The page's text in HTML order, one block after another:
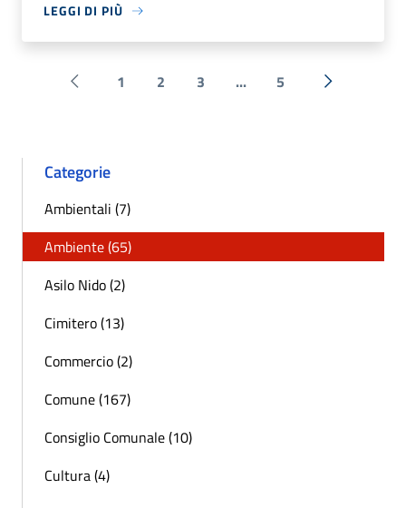
LEGGI DI PIÙ
Pagina precedente
1 2 3 ... 5 Successiva
Categorie
Ambientali (7)
Ambiente (65)
Asilo Nido (2)
Cimitero (13)
Commercio (2)
Comune (167)
Consiglio Comunale (10)
Cultura (4)